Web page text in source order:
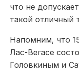
что не
такой отличный
Напомним, что
Лас-Вегасе
Головкиным и